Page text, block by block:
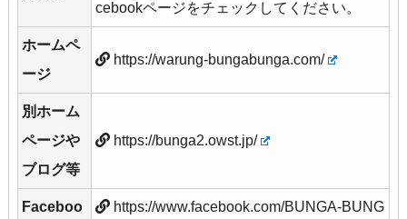
cebookページをチェックしてください。
ホームペ
ージ
https://warung-bungabunga.com/
別ホーム
ページや
ブログ等
https://bunga2.owst.jp/
Faceboo
https://www.facebook.com/BUNGA-BUNG